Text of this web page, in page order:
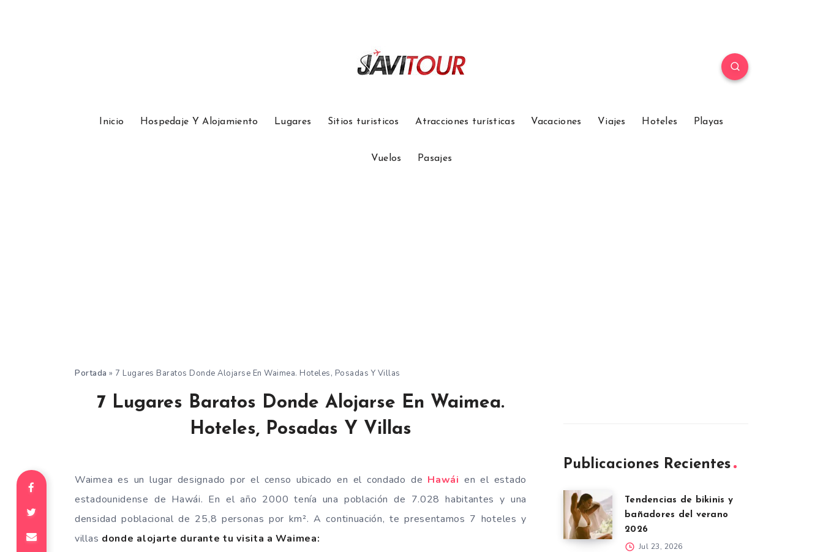
Inicio Hospedaje Y Alojamiento Lugares Sitios turisticos Atracciones turísticas Vacaciones Viajes Hoteles Playas
Vuelos Pasajes
Portada » 7 Lugares Baratos Donde Alojarse En Waimea. Hoteles, Posadas Y Villas
7 Lugares Baratos Donde Alojarse En Waimea.
Hoteles, Posadas Y Villas
Waimea es un lugar designado por el censo ubicado en el condado de Hawái en el estado
estadounidense de Hawái. En el año 2000 tenía una población de 7.028 habitantes y una
densidad poblacional de 25,8 personas por km². A continuación, te presentamos 7 hoteles y
villas donde alojarte durante tu visita a Waimea:
Publicaciones Recientes
Tendencias de bikinis y
bañadores del verano
2026
Jul 23, 2026